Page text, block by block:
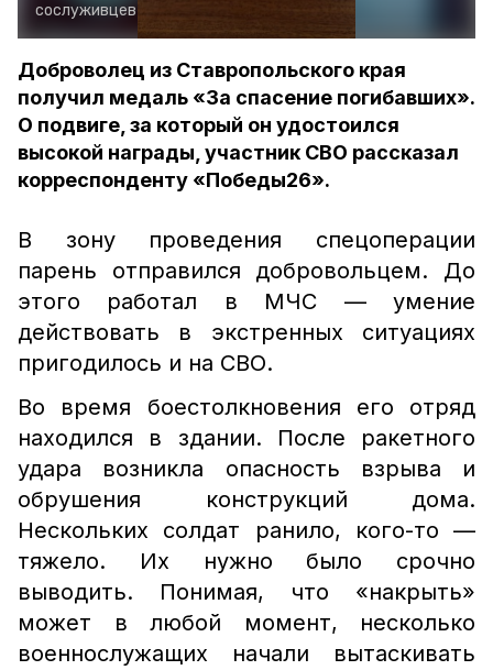
сослуживцев
Доброволец из Ставропольского края
получил медаль «За спасение погибавших».
О подвиге, за который он удостоился
высокой награды, участник СВО рассказал
корреспонденту «Победы26».
В зону проведения спецоперации
парень отправился добровольцем. До
этого работал в МЧС — умение
действовать в экстренных ситуациях
пригодилось и на СВО.
Во время боестолкновения его отряд
находился в здании. После ракетного
удара возникла опасность взрыва и
обрушения конструкций дома.
Нескольких солдат ранило, кого-то —
тяжело. Их нужно было срочно
выводить. Понимая, что «накрыть»
может в любой момент, несколько
военнослужащих начали вытаскивать